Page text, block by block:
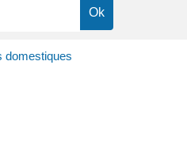
domestiques